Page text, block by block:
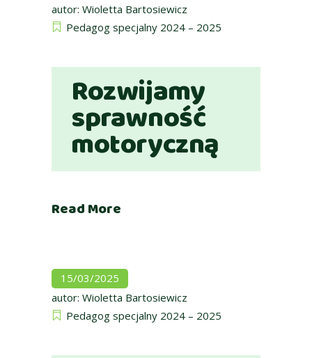
autor: Wioletta Bartosiewicz
Pedagog specjalny 2024 – 2025
Rozwijamy
sprawność
motoryczną
Read More
15/03/2025
autor: Wioletta Bartosiewicz
Pedagog specjalny 2024 – 2025